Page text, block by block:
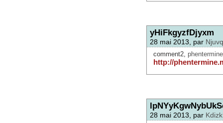
yHiFkgyzfDjyxm
28 mai 2013, par
comment2, phentermine
http://
28 mai 2013, par